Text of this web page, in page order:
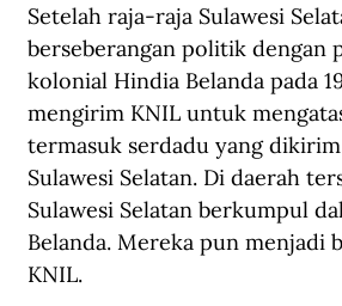
Setelah raja-raja Sulawesi
berseberangan politik dengan
kolonial Hindia Belanda pada
mengirim KNIL untuk
termasuk serdadu yang
Sulawesi Selatan. Di daerah
Sulawesi Selatan berkumpul
Belanda. Mereka pun menjadi
KNIL.